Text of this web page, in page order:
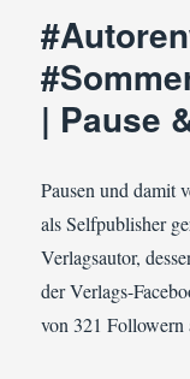
| Pause
Pausen und damit
als Selfpublisher
Verlagsautor,
der Verlags-
von 321 Followern